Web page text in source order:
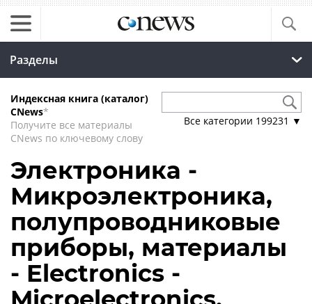
Разделы
Индексная книга (каталог)
CNews*
Получите все материалы
CNews по ключевому слову
Все категории 199231 ▼
Электроника -
Микроэлектроника,
полупроводниковые
приборы, материалы
- Electronics -